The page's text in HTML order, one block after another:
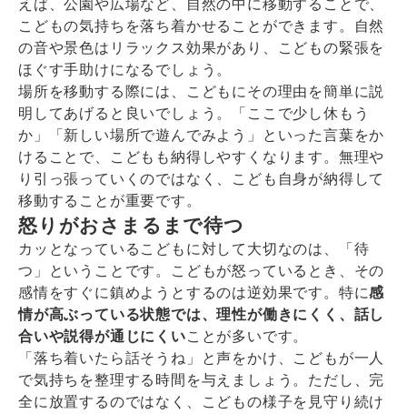
えば、公園や広場など、自然の中に移動することで、
こどもの気持ちを落ち着かせることができます。自然
の音や景色はリラックス効果があり、こどもの緊張を
ほぐす手助けになるでしょう。
場所を移動する際には、こどもにその理由を簡単に説
明してあげると良いでしょう。「ここで少し休もう
か」「新しい場所で遊んでみよう」といった言葉をか
けることで、こどもも納得しやすくなります。無理や
り引っ張っていくのではなく、こども自身が納得して
移動することが重要です。
怒りがおさまるまで待つ
カッとなっているこどもに対して大切なのは、「待
つ」ということです。こどもが怒っているとき、その
感情をすぐに鎮めようとするのは逆効果です。特に感
情が高ぶっている状態では、理性が働きにくく、話し
合いや説得が通じにくいことが多いです。
「落ち着いたら話そうね」と声をかけ、こどもが一人
で気持ちを整理する時間を与えましょう。ただし、完
全に放置するのではなく、こどもの様子を見守り続け